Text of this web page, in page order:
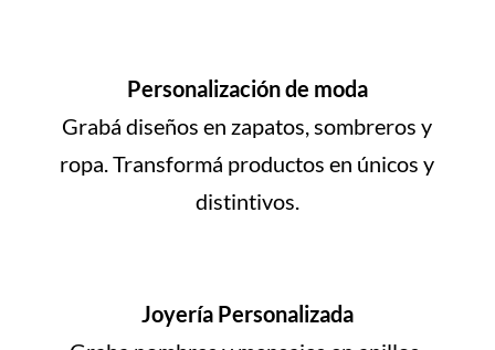
Personalización de moda
Grabá diseños en zapatos, sombreros y
ropa. Transformá productos en únicos y
distintivos.
Joyería Personalizada